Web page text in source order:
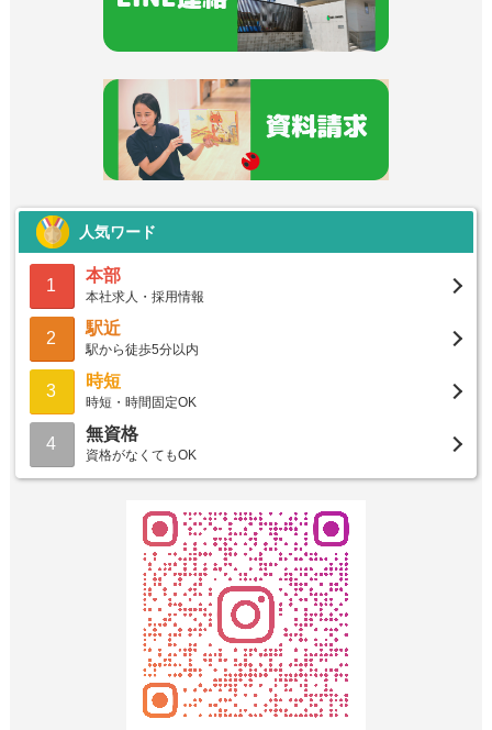
人気ワード
1
本部
本社求人・採用情報
2
駅近
駅から徒歩5分以内
3
時短
時短・時間固定OK
4
無資格
資格がなくてもOK